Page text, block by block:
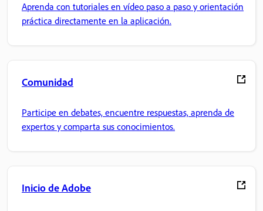
Aprenda con tutoriales en vídeo paso a paso y orientación
práctica directamente en la aplicación.
Comunidad
Participe en debates, encuentre respuestas, aprenda de
expertos y comparta sus conocimientos.
Inicio de Adobe